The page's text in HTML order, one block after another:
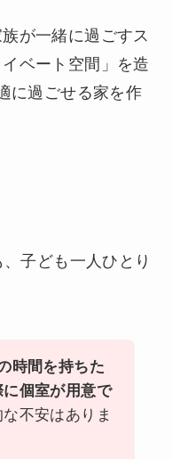
が一緒に過ごすス
ベート空間」を造
に過ごせる家を作
子ども一人ひとり
時間を持ちた
個室が用意で
不安はありま